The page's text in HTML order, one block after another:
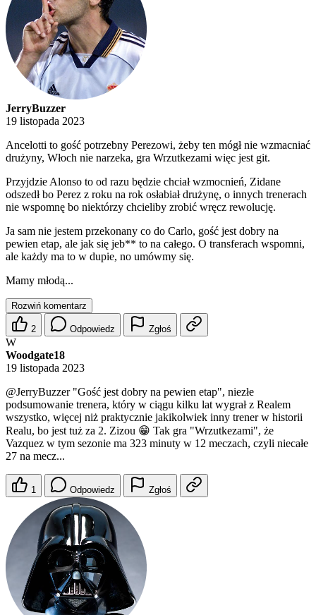
JerryBuzzer
19 listopada 2023
Ancelotti to gość potrzebny Perezowi, żeby ten mógł nie wzmacniać
drużyny, Włoch nie narzeka, gra Wrzutkezami więc jest git.
Przyjdzie Alonso to od razu będzie chciał wzmocnień, Zidane
odszedł bo Perez z roku na rok osłabiał drużynę, o innych trenerach
nie wspomnę bo niektórzy chcieliby zrobić wręcz rewolucję.
Ja sam nie jestem przekonany co do Carlo, gość jest dobry na
pewien etap, ale jak się jeb** to na całego. O transferach wspomni,
ale każdy ma to w dupie, no umówmy się.
Mamy młodą...
Rozwiń komentarz
2 Odpowiedz Zgłoś
W
Woodgate18
19 listopada 2023
@JerryBuzzer"Gość jest dobry na pewien etap", niezłe
podsumowanie trenera, który w ciągu kilku lat wygrał z Realem
wszystko, więcej niż praktycznie jakikolwiek inny trener w historii
Realu, bo jest tuż za 2. Zizou 😁 Tak gra "Wrzutkezami", że
Vazquez w tym sezonie ma 323 minuty w 12 meczach, czyli niecałe
27 na mecz...
1 Odpowiedz Zgłoś